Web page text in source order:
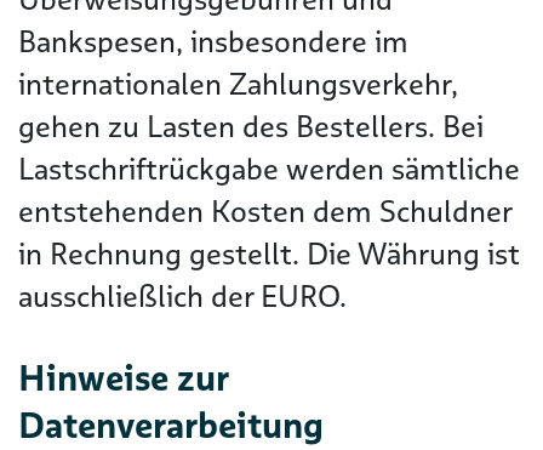
Bankspesen, insbesondere im
internationalen Zahlungsverkehr,
gehen zu Lasten des Bestellers. Bei
Lastschriftrückgabe werden sämtliche
entstehenden Kosten dem Schuldner
in Rechnung gestellt. Die Währung ist
ausschließlich der EURO.
Hinweise zur
Datenverarbeitung